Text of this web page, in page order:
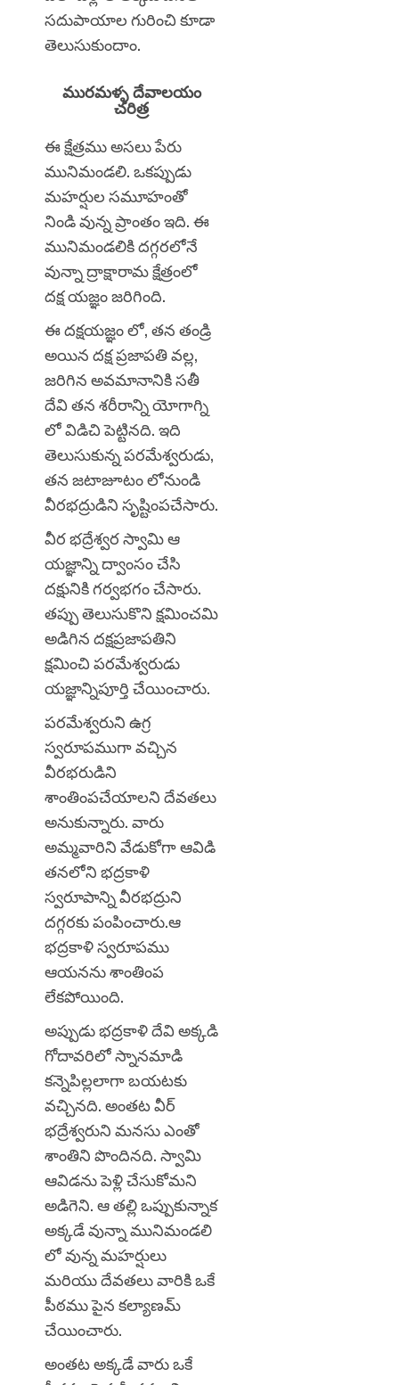
సదుపాయాల గురించి కూడా
తెలుసుకుందాం.
మురమళ్ళ దేవాలయం
చరిత్ర
ఈ క్షేత్రము అసలు పేరు
మునిమండలి. ఒకప్పుడు
మహర్షుల సమూహంతో
నిండి వున్న ప్రాంతం ఇది. ఈ
మునిమండలికి దగ్గరలోనే
వున్నా ద్రాక్షారామ క్షేత్రంలో
దక్ష యజ్ఞం జరిగింది.
ఈదక్షయజ్ఞం లో, తన తండ్రి
అయిన దక్ష ప్రజాపతి వల్ల,
జరిగిన అవమానానికి సతీ
దేవి తన శరీరాన్ని యోగాగ్ని
లో విడిచి పెట్టినది. ఇది
తెలుసుకున్న పరమేశ్వరుడు,
తన జటాజూటం లోనుండి
వీరభద్రుడిని సృష్టింపచేసారు.
వీర భద్రేశ్వర స్వామి ఆ
యజ్ఞాన్ని ద్వాంసం చేసి
దక్షునికి గర్వభగం చేసారు.
తప్పు తెలుసుకొని క్షమించమి
అడిగిన దక్షప్రజాపతిని
క్షమించి పరమేశ్వరుడు
యజ్ఞాన్నిపూర్తి చేయించారు.
పరమేశ్వరుని ఉగ్ర
స్వరూపముగా వచ్చిన
వీరభరుడిని
శాంతింపచేయాలని దేవతలు
అనుకున్నారు. వారు
అమ్మవారిని వేడుకోగా ఆవిడి
తనలోని భద్రకాళి
స్వరూపాన్ని వీరభద్రుని
దగ్గరకు పంపించారు.ఆ
భద్రకాళి స్వరూపము
ఆయనను శాంతింప
లేకపోయింది.
అప్పుడు భద్రకాళి దేవి అక్కడి
గోదావరిలో స్నానమాడి
కన్నెపిల్లలాగా బయటకు
వచ్చినది. అంతట వీర్
భద్రేశ్వరుని మనసు ఎంతో
శాంతిని పొందినది. స్వామి
ఆవిడను పెళ్లి చేసుకోమని
అడిగెని. ఆ తల్లి ఒప్పుకున్నాక
అక్కడే వున్నా మునిమండలి
లో వున్న మహర్షులు
మరియు దేవతలు వారికి ఒకే
పీఠము పైన కల్యాణమ్
చేయించారు.
అంతట అక్కడే వారు ఒకే